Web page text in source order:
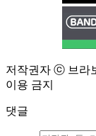
저작권자 ⓒ 브라
이용 금지
댓글